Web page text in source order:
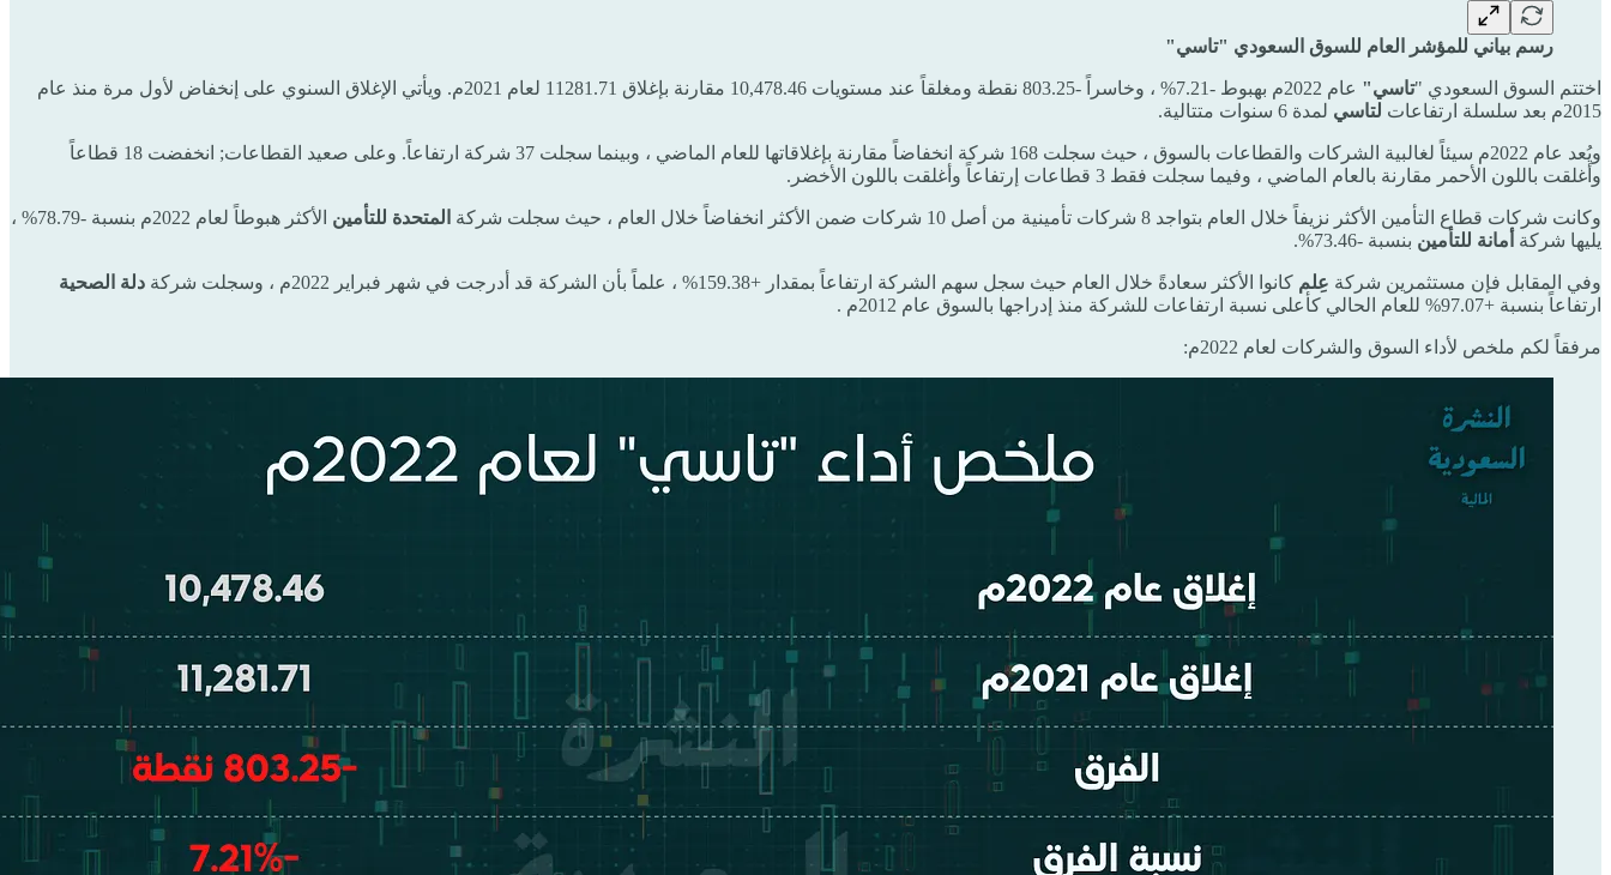
رسم بياني للمؤشر العام للسوق السعودي "تاسي"
اختتم السوق السعودي "تاسي"
عام 2022م بهبوط -7.21% ، وخاسراً -803.25 نقطة ومغلقاً عند مستويات 10,478.46 مقارنة بإغلاق 11281.71 لعام 2021م. ويأتي الإغلاق السنوي على إنخفاض لأول مرة منذ عام
2015م بعد سلسلة ارتفاعات
لتاسي لمدة 6 سنوات متتالية.
ويُعد عام 2022م سيئاً لغالبية الشركات والقطاعات بالسوق ، حيث سجلت 168 شركة انخفاضاً مقارنة بإغلاقاتها للعام الماضي ، وبينما سجلت 37 شركة ارتفاعاً. وعلى صعيد القطاعات; انخفضت 18 قطاعاً
وأغلقت باللون الأحمر مقارنة بالعام الماضي ، وفيما سجلت فقط 3 قطاعات إرتفاعاً وأغلقت باللون الأخضر.
وكانت شركات قطاع التأمين الأكثر نزيفاً خلال العام بتواجد 8 شركات تأمينية من أصل 10 شركات ضمن الأكثر انخفاضاً خلال العام ، حيث سجلت شركة المتحدة للتأمين
الأكثر هبوطاً لعام 2022م بنسبة -78.79% ،
يليها شركة أمانة للتأمين بنسبة -73.46%.
وفي المقابل فإن مستثمرين شركة عِلم كانوا الأكثر سعادةً خلال العام حيث سجل سهم الشركة ارتفاعاً بمقدار +159.38% ، علماً بأن الشركة قد أدرجت في شهر فبراير 2022م ، وسجلت شركة
دلة الصحية
ارتفاعاً بنسبة +97.07% للعام الحالي كأعلى نسبة ارتفاعات للشركة منذ إدراجها بالسوق عام 2012م .
مرفقاً لكم ملخص لأداء السوق والشركات لعام 2022م: